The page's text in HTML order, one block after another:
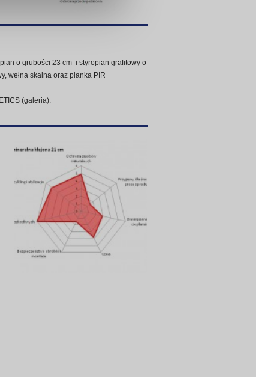
o grubości 23 cm i styropian grafitowy o
wełna skalna oraz pianka PIR
(galeria):